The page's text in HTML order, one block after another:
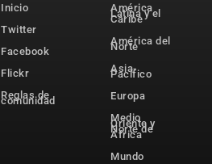
Inicio
Twitter
Facebook
Flickr
Reglas de
comunidad
América
Latina y el
Caribe
América del
Norte
Asia-
Pacífico
Europa
Medio
Oriente y
Norte de
África
Mundo